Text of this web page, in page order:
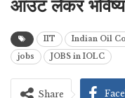
आउट लेकर
IIT Indian Oil
jobs
JOBS in IOLC
Share